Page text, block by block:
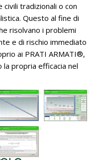
tradizionali o con
Questo al fine di
risolvano i problemi
e di rischio immediato
ai PRATI ARMATI®,
propria efficacia nel